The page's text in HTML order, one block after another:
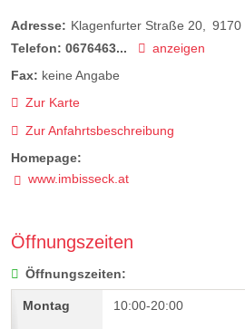
Adresse: Klagenfurter Straße 20 9170
Telefon: 0676463...
anzeigen
Fax: keine Angabe
Zur Karte
Zur Anfahrtsbeschreibung
Homepage:
www.imbisseck.at
Öffnungszeiten
Öffnungszeiten:
10:00-20:00